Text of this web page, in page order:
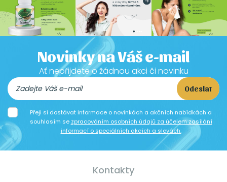
Novinky na Váš e-mail
Ať nepřijdete o žádnou akci či novinku
Odeslat
Přeji si dostávat informace o novinkách a akčních nabídkách a
souhlasím se zpracováním osobních údajů za účelem zasílání
informací o speciálních akcích a slevách.
Kontakty